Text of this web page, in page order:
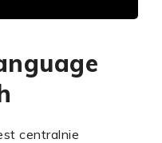
centralnie